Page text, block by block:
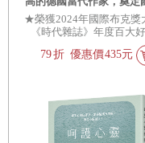
壇地位代表作！（榮獲
際布克獎大獎，《時代雜
度百大好書）
★榮獲2024年國際布克獎
《時代雜誌》年度百大
79折 優惠價435元